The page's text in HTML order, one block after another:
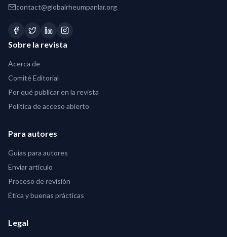
contact@globalrheumpanlar.org
Sobre la revista
Acerca de
Comité Editorial
Por qué publicar en la revista
Política de acceso abierto
Para autores
Guías para autores
Enviar artículo
Proceso de revisión
Ética y buenas prácticas
Legal